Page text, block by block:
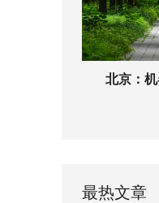
北京：
最热文章